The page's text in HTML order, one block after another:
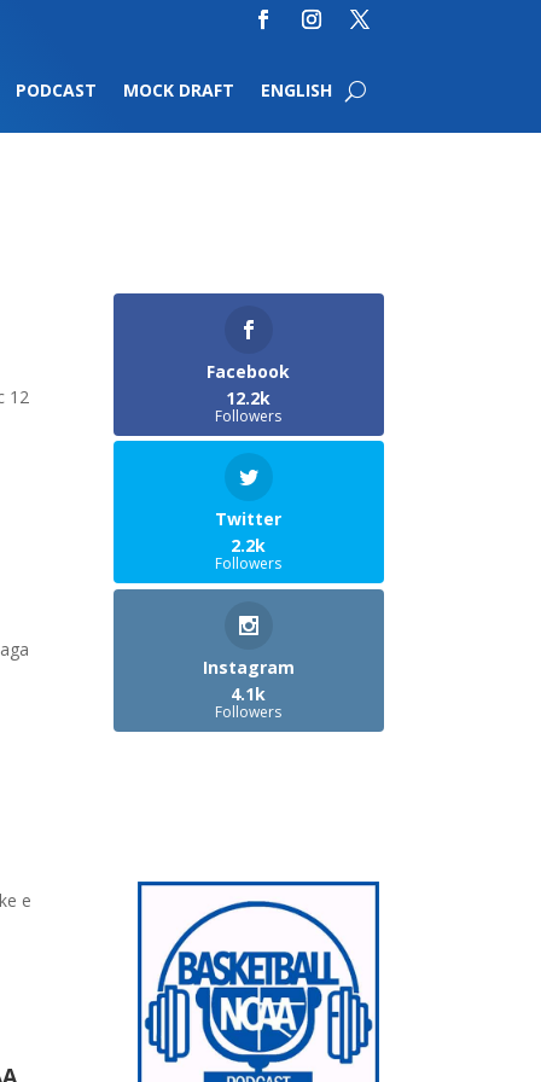
PODCAST MOCK DRAFT ENGLISH
12
e
Facebook
12.2k
Followers
Twitter
2.2k
Followers
Instagram
4.1k
Followers